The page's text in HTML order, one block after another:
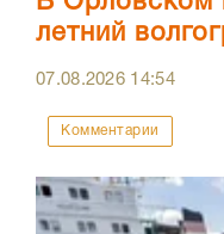
летний
07.08.2026 14:54
Комментарии